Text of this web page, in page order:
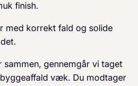
finish.
med korrekt fald og solide
sammen, gennemgår vi taget
væk. Du modtager